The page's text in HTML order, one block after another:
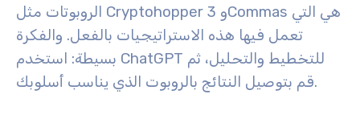
الروبوتات مثل Cryptohopper و 3Commas هي التي
تعمل فيها هذه الاستراتيجيات بالفعل. والفكرة
بسيطة: استخدم ChatGPT للتخطيط والتحليل، ثم
قم بتوصيل النتائج بالروبوت الذي يناسب أسلوبك.